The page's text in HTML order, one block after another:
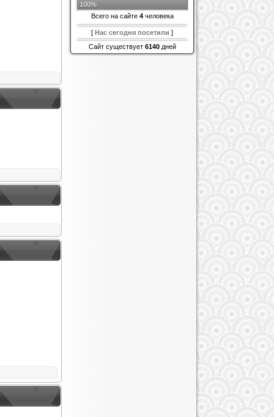
100%
Всего на сайте 4человека
[ Нас сегодня посетили ]
Сайт существует 6140дней